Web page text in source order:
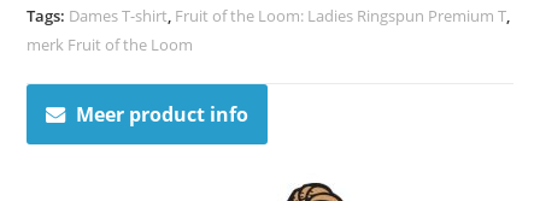
Tags: Dames T-shirt, Fruit of the Loom: Ladies Ringspun Premium T,
merk Fruit of the Loom
Meer product info